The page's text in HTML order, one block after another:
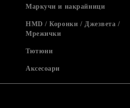
Маркучи и накрайници
HMD / Коронки / Джезвета /
Мрежички
Тютюни
Аксесоари